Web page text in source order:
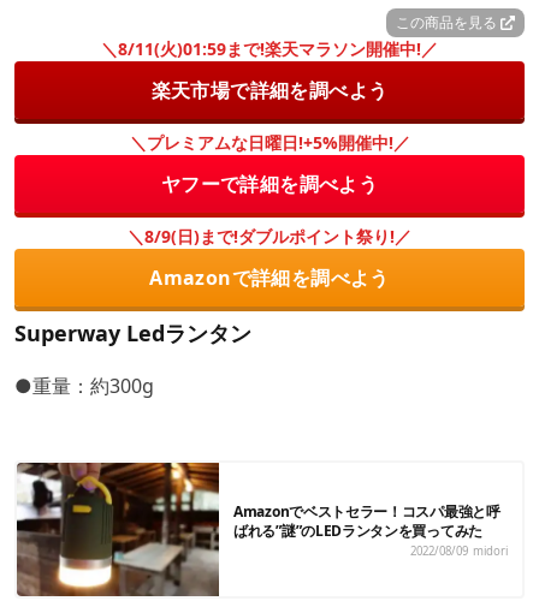
この商品を見る
＼8/11(火)01:59まで!楽天マラソン開催中!／
楽天市場で詳細を調べよう
＼プレミアムな日曜日!+5%開催中!／
ヤフーで詳細を調べよう
＼8/9(日)まで!ダブルポイント祭り!／
Amazonで詳細を調べよう
Superway Ledランタン
●重量：約300g
Amazonでベストセラー！コスパ最強と呼
ばれる”謎”のLEDランタンを買ってみた
2022/08/09 midori